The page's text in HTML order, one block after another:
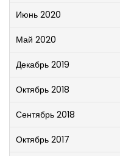
Июнь 2020
Май 2020
Декабрь 2019
Октябрь 2018
Сентябрь 2018
Октябрь 2017